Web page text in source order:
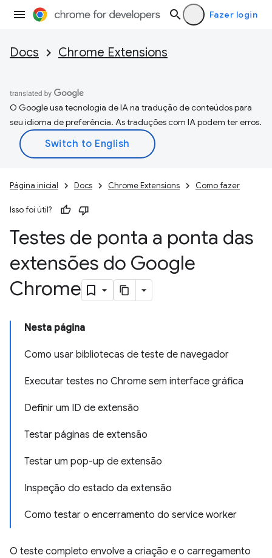
Fazer login
Docs Chrome Extensions
O Google usa tecnologia de IA na tradução de conteúdos para
seu idioma de preferência. As traduções com IA podem ter erros.
Página inicial Docs Chrome Extensions Como fazer
Isso foi útil?
Testes de ponta a ponta das
extensões do Google
Chrome
Nesta página
Como usar bibliotecas de teste de navegador
Executar testes no Chrome sem interface gráfica
Definir um ID de extensão
Testar páginas de extensão
Testar um pop-up de extensão
Inspeção do estado da extensão
Como testar o encerramento do service worker
O teste completo envolve a criação e o carregamento